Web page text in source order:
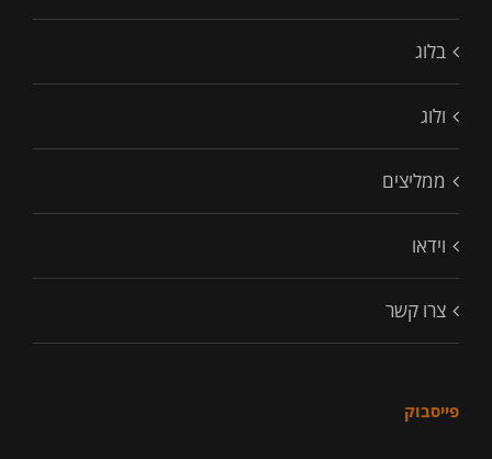
בלוג
ולוג
ממליצים
וידאו
צרו קשר
פייסבוק